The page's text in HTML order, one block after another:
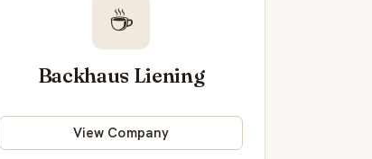
☕
Backhaus Liening
View Company